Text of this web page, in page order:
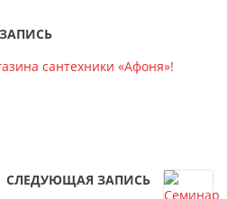
сантехники «Афоня»!
СЛЕДУЮЩАЯ ЗАПИСЬ